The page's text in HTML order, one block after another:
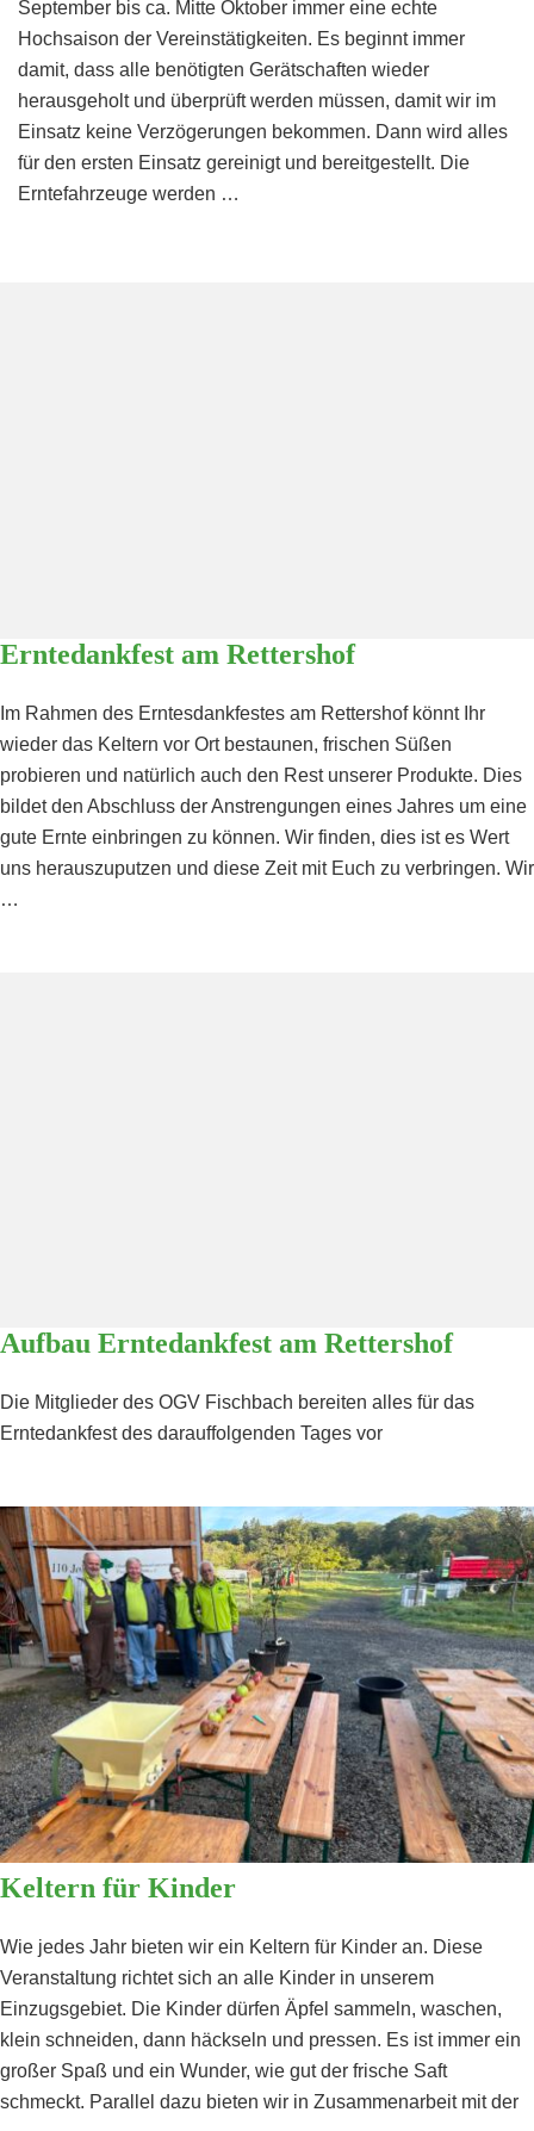
Abfüllen
–
alljährliche
sportliche
Dreikampf
des
September bis ca. Mitte Oktober immer eine echte
Hochsaison der Vereinstätigkeiten. Es beginnt immer
damit, dass alle benötigten Gerätschaften wieder
herausgeholt und überprüft werden müssen, damit wir im
Einsatz keine Verzögerungen bekommen. Dann wird alles
für den ersten Einsatz gereinigt und bereitgestellt. Die
Erntefahrzeuge werden …
Erntedankfest am Rettershof
Im Rahmen des Erntesdankfestes am Rettershof könnt Ihr
wieder das Keltern vor Ort bestaunen, frischen Süßen
probieren und natürlich auch den Rest unserer Produkte. Dies
bildet den Abschluss der Anstrengungen eines Jahres um eine
gute Ernte einbringen zu können. Wir finden, dies ist es Wert
uns herauszuputzen und diese Zeit mit Euch zu verbringen. Wir
…
Aufbau Erntedankfest am Rettershof
Die Mitglieder des OGV Fischbach bereiten alles für das
Erntedankfest des darauffolgenden Tages vor
Keltern für Kinder
Wie jedes Jahr bieten wir ein Keltern für Kinder an. Diese
Veranstaltung richtet sich an alle Kinder in unserem
Einzugsgebiet. Die Kinder dürfen Äpfel sammeln, waschen,
klein schneiden, dann häckseln und pressen. Es ist immer ein
großer Spaß und ein Wunder, wie gut der frische Saft
schmeckt. Parallel dazu bieten wir in Zusammenarbeit mit der